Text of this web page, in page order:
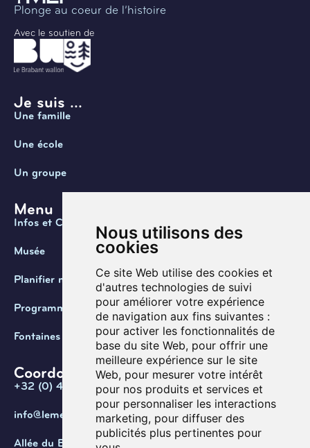
Nous utilisons des
cookies
Ce site Web utilise des cookies et
d'autres technologies de suivi
pour améliorer votre expérience
de navigation aux fins suivantes :
pour activer les fonctionnalités de
base du site Web, pour offrir une
meilleure expérience sur le site
Web, pour mesurer votre intérêt
pour nos produits et services et
pour personnaliser les interactions
marketing, pour diffuser des
publicités plus pertinentes pour
Plonge au coeur de l’histoire
Avec le soutien de
Je suis ...
Une famille
Une école
Un groupe
Menu
Infos et Contact
Musée
Planifier ma visite
Programmation
Fontaines de Belgique
Coordonnées
+32 (0) 470 / 67.20.55
info@lemef.be
Allée du Bois des Rêves 1,